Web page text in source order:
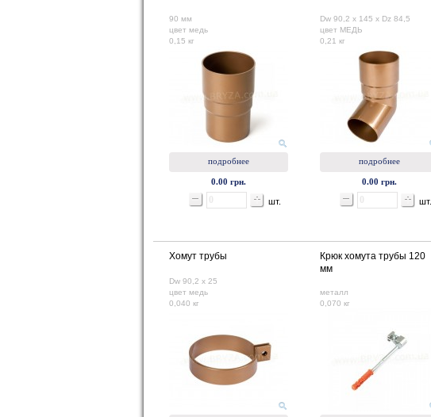
90 мм
цвет медь
0,15 кг
подробнее
0.00 грн.
шт.
Dw 90,2 x 145 x Dz 84,5
цвет МЕДЬ
0,21 кг
подробнее
0.00 грн.
шт.
Хомут трубы
Dw 90,2 x 25
цвет медь
0,040 кг
Крюк хомута трубы 120
мм
металл
0,070 кг